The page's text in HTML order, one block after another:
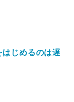
はじめるのは遅